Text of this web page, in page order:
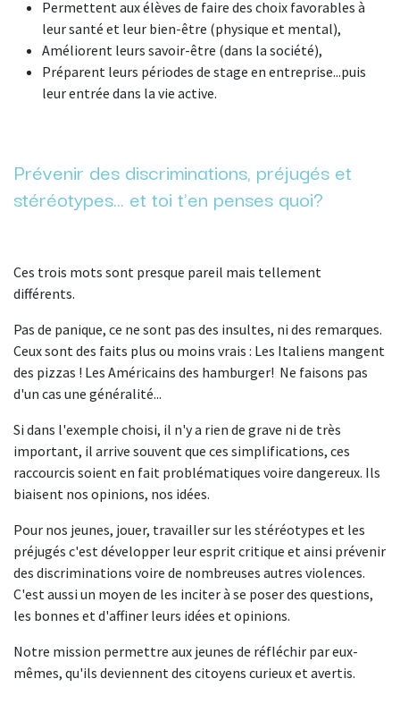
Permettent aux élèves de faire des choix favorables à
leur santé et leur bien-être (physique et mental),
Améliorent leurs savoir-être (dans la société),
Préparent leurs périodes de stage en entreprise...puis
leur entrée dans la vie active.
Prévenir des discriminations, préjugés et
stéréotypes... et toi t'en penses quoi?
Ces trois mots sont presque pareil mais tellement
différents.
Pas de panique, ce ne sont pas des insultes, ni des remarques.
Ceux sont des faits plus ou moins vrais : Les Italiens mangent
des pizzas ! Les Américains des hamburger! Ne faisons pas
d'un cas une généralité...
Si dans l'exemple choisi, il n'y a rien de grave ni de très
important, il arrive souvent que ces simplifications, ces
raccourcis soient en fait problématiques voire dangereux. Ils
biaisent nos opinions, nos idées.
Pour nos jeunes, jouer, travailler sur les stéréotypes et les
préjugés c'est développer leur esprit critique et ainsi prévenir
des discriminations voire de nombreuses autres violences.
C'est aussi un moyen de les inciter à se poser des questions,
les bonnes et d'affiner leurs idées et opinions.
Notre mission permettre aux jeunes de réfléchir par eux-
mêmes, qu'ils deviennent des citoyens curieux et avertis.